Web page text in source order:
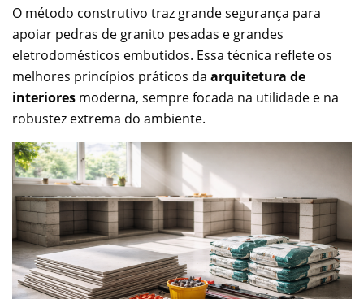
O método construtivo traz grande segurança para
apoiar pedras de granito pesadas e grandes
eletrodomésticos embutidos. Essa técnica reflete os
melhores princípios práticos da arquitetura de
interiores moderna, sempre focada na utilidade e na
robustez extrema do ambiente.